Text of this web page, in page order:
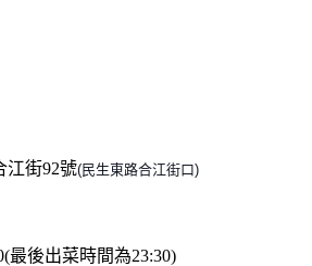
江街92號(民生東路合江街口)
最後出菜時間為23:30)